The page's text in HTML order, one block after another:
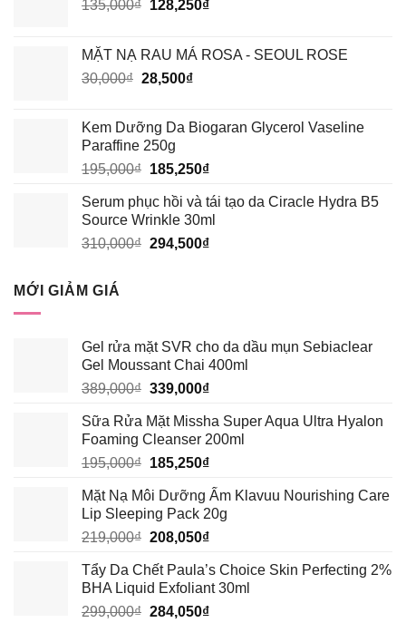
135,000₫ Giá
135,000₫.
128,250₫Giá
là:
MẶT NẠ RAU MÁ ROSA - SEOUL ROSE
30,000₫ Giá
30,000₫.
28,500₫Giá
là:
Kem Dưỡng Da Biogaran Glycerol Vaseline
Paraffine 250g
195,000₫ Giá
là:
195,000₫.
185,250₫Giá
tại
là:
185,250₫.
Serum phục hồi và tái tạo da Ciracle Hydra B5
Source Wrinkle 30ml
310,000₫ Giá
294,500₫Giá
MỚI GIẢM GIÁ
Gel rửa mặt SVR cho da dầu mụn Sebiaclear
Gel Moussant Chai 400ml
389,000₫ Giá
là:
389,000₫.
339,000₫Giá
tại
là:
339,000₫.
Sữa Rửa Mặt Missha Super Aqua Ultra Hyalon
Foaming Cleanser 200ml
195,000₫ Giá
là:
195,000₫.
185,250₫Giá
tại
là:
185,250₫.
Mặt Nạ Môi Dưỡng Ẩm Klavuu Nourishing Care
Lip Sleeping Pack 20g
219,000₫ Giá
là:
219,000₫.
208,050₫Giá
tại
là:
208,050₫.
Tẩy Da Chết Paula’s Choice Skin Perfecting 2%
BHA Liquid Exfoliant 30ml
299,000₫ Giá
284,050₫Giá